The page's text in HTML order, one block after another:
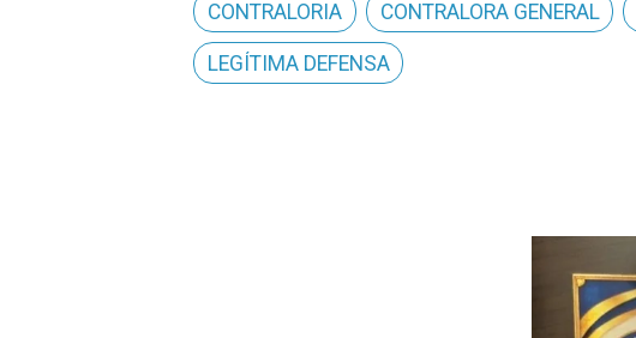
CONTRALORIA CONTRALORA GENERAL
LEGÍTIMA DEFENSA